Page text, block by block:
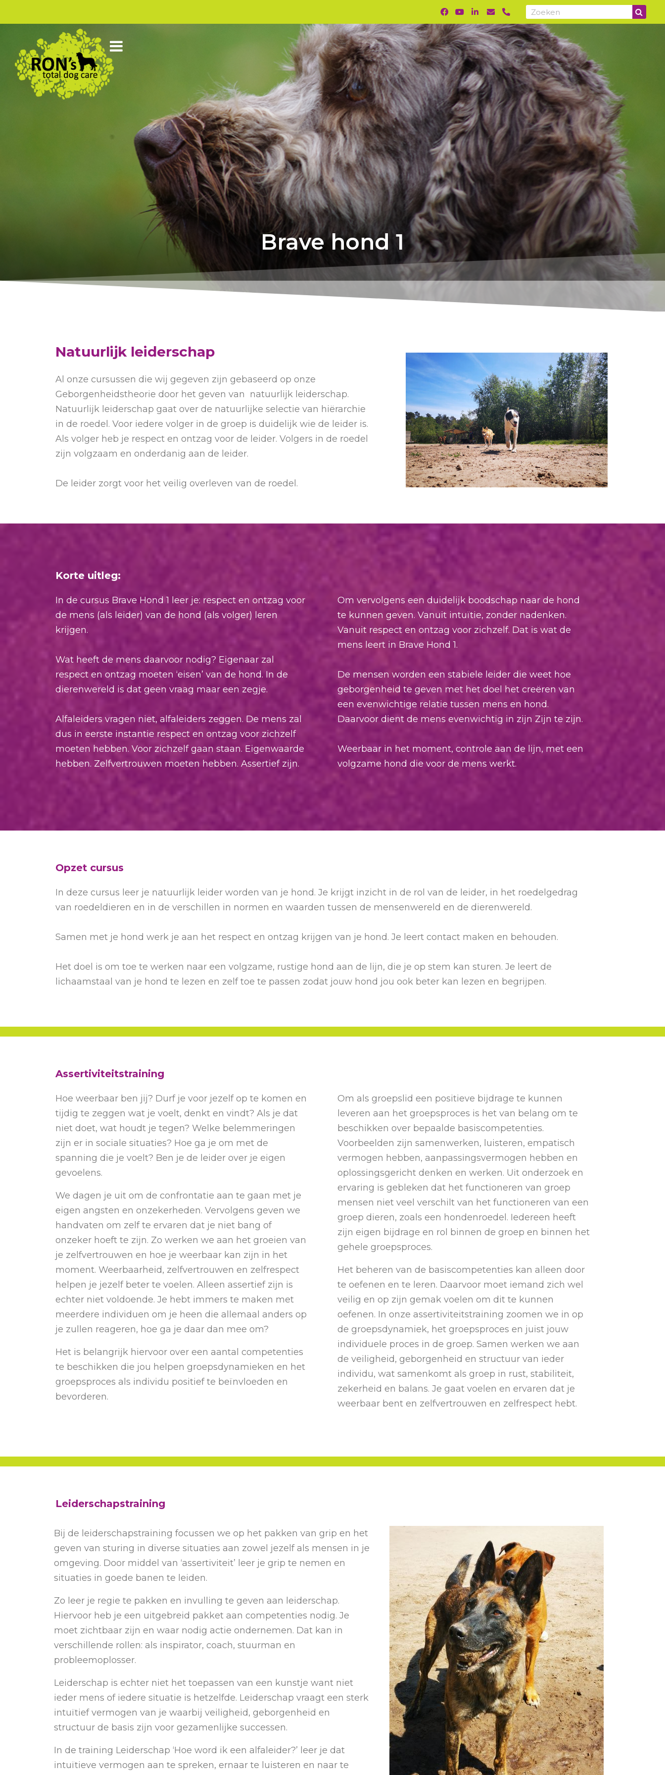
Brave hond 1
Natuurlijk leiderschap
Al onze cursussen die wij gegeven zijn gebaseerd op onze
Geborgenheidstheorie door het geven van natuurlijk leiderschap.
Natuurlijk leiderschap gaat over de natuurlijke selectie van hiërarchie
in de roedel. Voor iedere volger in de groep is duidelijk wie de leider is.
Als volger heb je respect en ontzag voor de leider. Volgers in de roedel
zijn volgzaam en onderdanig aan de leider.
De leider zorgt voor het veilig overleven van de roedel.
Korte uitleg:
In de cursus Brave Hond 1 leer je: respect en ontzag voor
de mens (als leider) van de hond (als volger) leren
krijgen.
Wat heeft de mens daarvoor nodig? Eigenaar zal
respect en ontzag moeten ‘eisen’ van de hond. In de
dierenwereld is dat geen vraag maar een zegje.
Alfaleiders vragen niet, alfaleiders zeggen. De mens zal
dus in eerste instantie respect en ontzag voor zichzelf
moeten hebben. Voor zichzelf gaan staan. Eigenwaarde
hebben. Zelfvertrouwen moeten hebben. Assertief zijn.
Om vervolgens een duidelijk boodschap naar de hond
te kunnen geven. Vanuit intuïtie, zonder nadenken.
Vanuit respect en ontzag voor zichzelf. Dat is wat de
mens leert in Brave Hond 1.
De mensen worden een stabiele leider die weet hoe
geborgenheid te geven met het doel het creëren van
een evenwichtige relatie tussen mens en hond.
Daarvoor dient de mens evenwichtig in zijn Zijn te zijn.
Weerbaar in het moment, controle aan de lijn, met een
volgzame hond die voor de mens werkt.
Opzet cursus
In deze cursus leer je natuurlijk leider worden van je hond. Je krijgt inzicht in de rol van de leider, in het roedelgedrag
van roedeldieren en in de verschillen in normen en waarden tussen de mensenwereld en de dierenwereld.
Samen met je hond werk je aan het respect en ontzag krijgen van je hond. Je leert contact maken en behouden.
Het doel is om toe te werken naar een volgzame, rustige hond aan de lijn, die je op stem kan sturen. Je leert de
lichaamstaal van je hond te lezen en zelf toe te passen zodat jouw hond jou ook beter kan lezen en begrijpen.
Assertiviteitstraining
Hoe weerbaar ben jij? Durf je voor jezelf op te komen en
tijdig te zeggen wat je voelt, denkt en vindt? Als je dat
niet doet, wat houdt je tegen? Welke belemmeringen
zijn er in sociale situaties? Hoe ga je om met de
spanning die je voelt? Ben je de leider over je eigen
gevoelens.
We dagen je uit om de confrontatie aan te gaan met je
eigen angsten en onzekerheden. Vervolgens geven we
handvaten om zelf te ervaren dat je niet bang of
onzeker hoeft te zijn. Zo werken we aan het groeien van
je zelfvertrouwen en hoe je weerbaar kan zijn in het
moment. Weerbaarheid, zelfvertrouwen en zelfrespect
helpen je jezelf beter te voelen. Alleen assertief zijn is
echter niet voldoende. Je hebt immers te maken met
meerdere individuen om je heen die allemaal anders op
je zullen reageren, hoe ga je daar dan mee om?
Het is belangrijk hiervoor over een aantal competenties
te beschikken die jou helpen groepsdynamieken en het
groepsproces als individu positief te beïnvloeden en
bevorderen.
Om als groepslid een positieve bijdrage te kunnen
leveren aan het groepsproces is het van belang om te
beschikken over bepaalde basiscompetenties.
Voorbeelden zijn samenwerken, luisteren, empatisch
vermogen hebben, aanpassingsvermogen hebben en
oplossingsgericht denken en werken. Uit onderzoek en
ervaring is gebleken dat het functioneren van groep
mensen niet veel verschilt van het functioneren van een
groep dieren, zoals een hondenroedel. Iedereen heeft
zijn eigen bijdrage en rol binnen de groep en binnen het
gehele groepsproces.
Het beheren van de basiscompetenties kan alleen door
te oefenen en te leren. Daarvoor moet iemand zich wel
veilig en op zijn gemak voelen om dit te kunnen
oefenen. In onze assertiviteitstraining zoomen we in op
de groepsdynamiek, het groepsproces en juist jouw
individuele proces in de groep. Samen werken we aan
de veiligheid, geborgenheid en structuur van ieder
individu, wat samenkomt als groep in rust, stabiliteit,
zekerheid en balans. Je gaat voelen en ervaren dat je
weerbaar bent en zelfvertrouwen en zelfrespect hebt.
Leiderschapstraining
Bij de leiderschapstraining focussen we op het pakken van grip en het
geven van sturing in diverse situaties aan zowel jezelf als mensen in je
omgeving. Door middel van ‘assertiviteit’ leer je grip te nemen en
situaties in goede banen te leiden.
Zo leer je regie te pakken en invulling te geven aan leiderschap.
Hiervoor heb je een uitgebreid pakket aan competenties nodig. Je
moet zichtbaar zijn en waar nodig actie ondernemen. Dat kan in
verschillende rollen: als inspirator, coach, stuurman en
probleemoplosser.
Leiderschap is echter niet het toepassen van een kunstje want niet
ieder mens of iedere situatie is hetzelfde. Leiderschap vraagt een sterk
intuïtief vermogen van je waarbij veiligheid, geborgenheid en
structuur de basis zijn voor gezamenlijke successen.
In de training Leiderschap ‘Hoe word ik een alfaleider?’ leer je dat
intuïtieve vermogen aan te spreken, ernaar te luisteren en naar te